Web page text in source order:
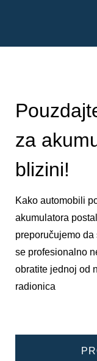
za
blizini!
Kako automobili
akumulatora
preporučujemo
se profesionalno
obratite jednoj od
radionica